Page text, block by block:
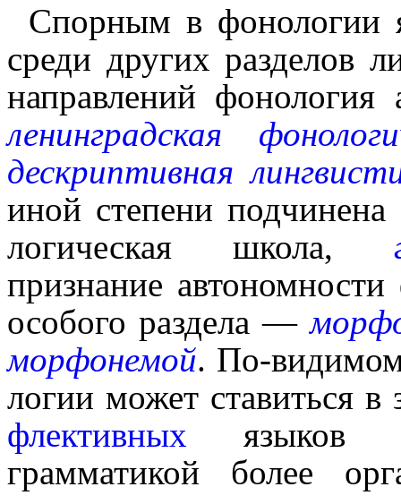
Спорным в фонологии
среди других разделов
направлений фонология
ленинградская
дескриптивная
иной степени
ло­ги­че­ская школа,
признание
особого раздела —
морфонемой. По-
ло­гии может ставить­ся в
флективных языков
грамматикой более